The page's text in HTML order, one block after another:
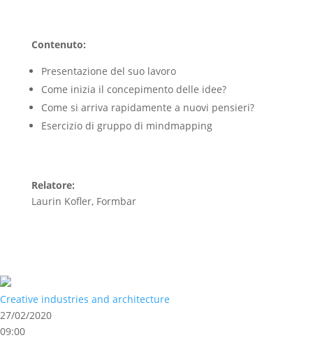
Contenuto:
Presentazione del suo lavoro
Come inizia il concepimento delle idee?
Come si arriva rapidamente a nuovi pensieri?
Esercizio di gruppo di mindmapping
Relatore:
Laurin Kofler, Formbar
Creative industries and architecture
27/02/2020
09:00